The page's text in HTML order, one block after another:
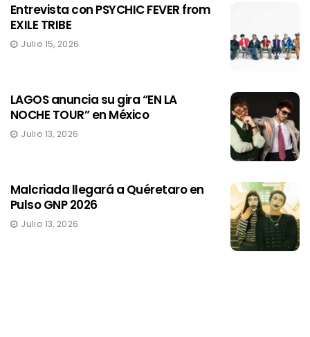
Entrevista con PSYCHIC FEVER from
EXILE TRIBE
Julio 15, 2026
LAGOS anuncia su gira “EN LA
NOCHE TOUR” en México
Julio 13, 2026
Malcriada llegará a Quéretaro en
Pulso GNP 2026
Julio 13, 2026